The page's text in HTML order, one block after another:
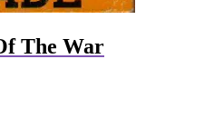
The War